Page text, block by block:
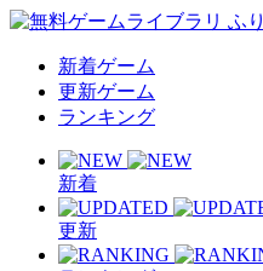
新着ゲーム
更新ゲーム
ランキング
新着
更新